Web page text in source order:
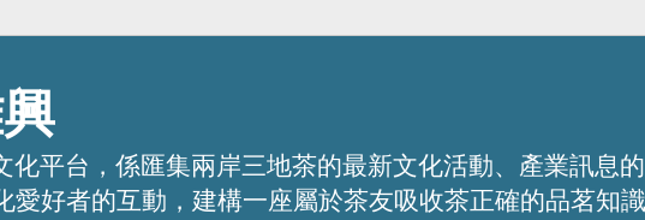
化平台，係匯集兩岸三地茶的最新文化活動、產業訊息
愛好者的互動，建構一座屬於茶友吸收茶正確的品茗知